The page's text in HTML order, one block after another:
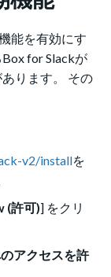
能を有効にす
for Slackが
ります。 その
v2/installを
(許可)] をクリ
アクセスを許